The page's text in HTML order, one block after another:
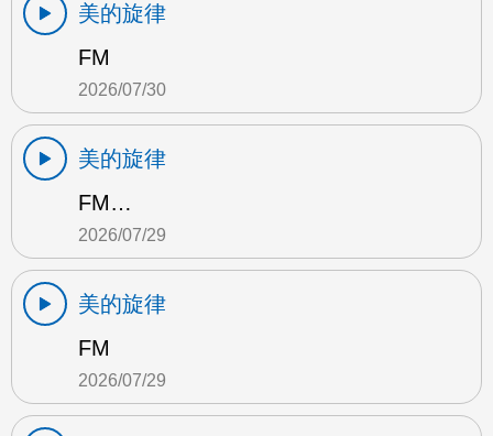
美的旋律
FM
2026/07/30
美的旋律
FM…
2026/07/29
美的旋律
FM
2026/07/29